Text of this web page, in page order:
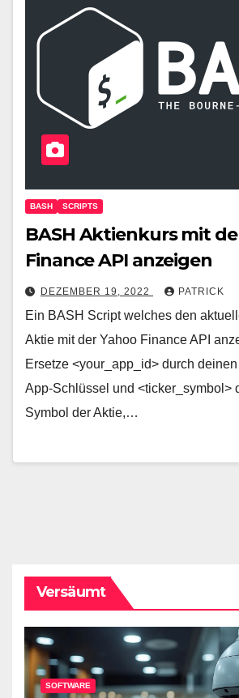
BASH SCRIPTS
BASH Aktienkurs mit
Finance API anzeigen
DEZEMBER 19, 2022 PATRICK
Ein BASH Script welches den
Aktie mit der Yahoo Finance API
Ersetze <your_app_id> durch
App-Schlüssel und <ticker_symbol>
Symbol der Aktie,…
Versäumt
SOFTWARE